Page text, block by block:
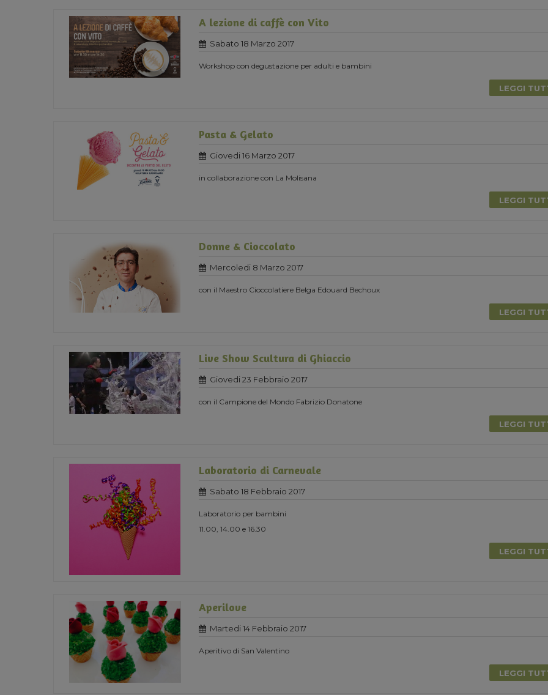
A lezione di caffè con Vito
Sabato 18 Marzo 2017
Workshop con degustazione per adulti e bambini
LEGGI
Pasta & Gelato
Giovedi 16 Marzo 2017
in collaborazione con La Molisana
LEGGI
Donne & Cioccolato
Mercoledi 8 Marzo 2017
con il Maestro Cioccolatiere Belga Edouard Bechoux
LEGGI
Live Show Scultura di Ghiaccio
Giovedi 23 Febbraio 2017
con il Campione del Mondo Fabrizio Donatone
LEGGI
Laboratorio di Carnevale
Sabato 18 Febbraio 2017
Laboratorio per bambini
11.00, 14.00 e 16.30
LEGGI
Aperilove
Martedi 14 Febbraio 2017
Aperitivo di San Valentino
LEGGI